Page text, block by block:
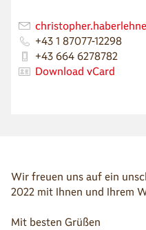
+43 1 87077-12298
+43 664 6278782
Download vCard
Wir freuen uns auf ein
2022 mit Ihnen und Ihrem
Mit besten Grüßen